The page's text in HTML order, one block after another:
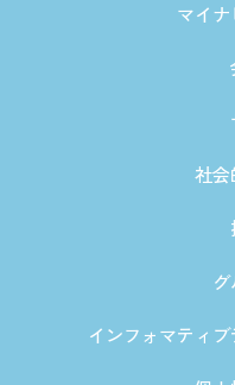
マイ
社会
インフォマティ